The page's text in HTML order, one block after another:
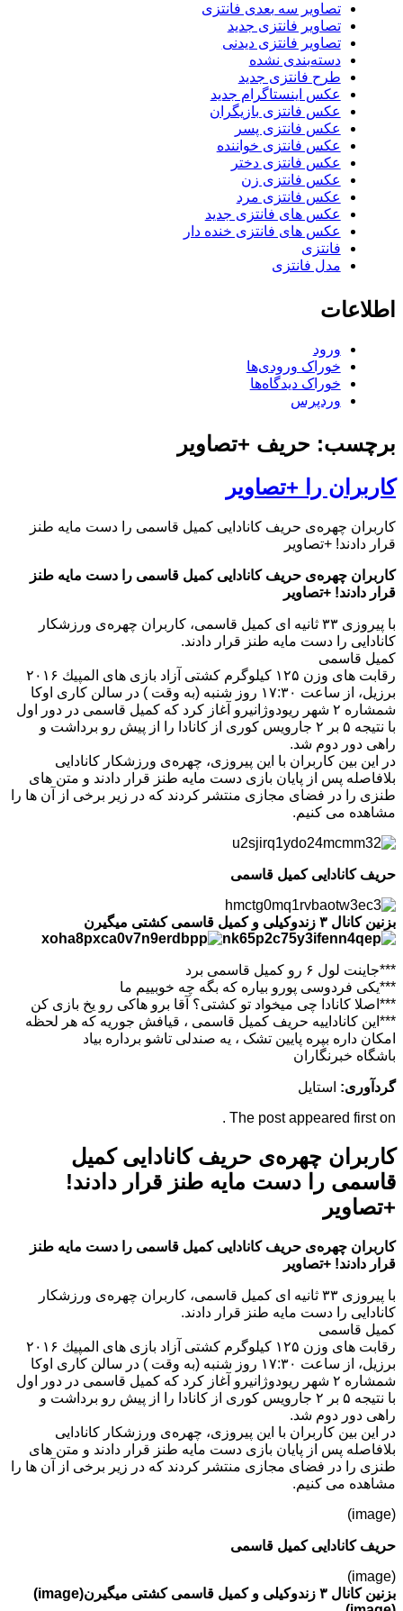
تصاویر سه بعدی فانتزی
تصاویر فانتزی جدید
تصاویر فانتزی دیدنی
دسته‌بندی نشده
طرح فانتزی جدید
عکس اینستاگرام جدید
عکس فانتزی بازیگران
عکس فانتزی پسر
عکس فانتزی خواننده
عکس فانتزی دختر
عکس فانتزی زن
عکس فانتزی مرد
عکس های فانتزی جدید
عکس های فانتزی خنده دار
فانتزی
مدل فانتزی
اطلاعات
ورود
خوراک ورودی‌ها
خوراک دیدگاه‌ها
وردپرس
برچسب: حریف +تصاویر
کاربران را +تصاویر
کاربران چهره‌ی حریف کانادایی کمیل قاسمی را دست مایه طنز
قرار دادند! +تصاویر
کاربران چهره‌ی حریف کانادایی کمیل قاسمی را دست مایه طنز
قرار دادند! +تصاویر
با پیروزی ۳۳ ثانیه ای کمیل قاسمی، کاربران چهره‌ی ورزشکار
کانادایی را دست مایه طنز قرار دادند.
کمیل قاسمی
رقابت های وزن ۱۲۵ كیلوگرم كشتی آزاد بازی های المپیك ۲۰۱۶
برزیل، از ساعت ۱۷:۳۰ روز شنبه (به وقت ) در سالن كاری اوكا
شمشاره ۲ شهر ریودوژانیرو آغاز کرد که كمیل قاسمی در دور اول
با نتیجه ۵ بر ۲ جارویس كوری از كانادا را از پیش رو برداشت و
راهی دور دوم شد.
در این بین کاربران با این پیروزی، چهره‌ی ورزشکار کانادایی
بلافاصله پس از پایان بازی دست مایه طنز قرار دادند و متن های
طنزی را در فضای مجازی منتشر کردند که در زیر برخی از آن ها را
مشاهده می کنیم.
حریف کانادایی کمیل قاسمی
بزنین کانال ۳ زندوکیلی و کمیل قاسمی کشتی میگیرن
***جاینت لول ۶ رو کمیل قاسمی برد
***یکی فردوسی پورو بیاره که بگه چه خوبییم ما
***اصلا کانادا چی میخواد تو کشتی؟ آقا برو هاکی رو یخ بازی کن
***این کاناداییه حریف کمیل قاسمی ، قیافش جوریه که هر لحظه
امکان داره بپره پایین تشک ، یه صندلی تاشو برداره بیاد
باشگاه خبرنگاران
گردآوری: استایل
The post appeared first on .
کاربران چهره‌ی حریف کانادایی کمیل
قاسمی را دست مایه طنز قرار دادند!
+تصاویر
کاربران چهره‌ی حریف کانادایی کمیل قاسمی را دست مایه طنز
قرار دادند! +تصاویر
با پیروزی ۳۳ ثانیه ای کمیل قاسمی، کاربران چهره‌ی ورزشکار
کانادایی را دست مایه طنز قرار دادند.
کمیل قاسمی
رقابت های وزن ۱۲۵ كیلوگرم كشتی آزاد بازی های المپیك ۲۰۱۶
برزیل، از ساعت ۱۷:۳۰ روز شنبه (به وقت ) در سالن كاری اوكا
شمشاره ۲ شهر ریودوژانیرو آغاز کرد که كمیل قاسمی در دور اول
با نتیجه ۵ بر ۲ جارویس كوری از كانادا را از پیش رو برداشت و
راهی دور دوم شد.
در این بین کاربران با این پیروزی، چهره‌ی ورزشکار کانادایی
بلافاصله پس از پایان بازی دست مایه طنز قرار دادند و متن های
طنزی را در فضای مجازی منتشر کردند که در زیر برخی از آن ها را
مشاهده می کنیم.
(image)
حریف کانادایی کمیل قاسمی
(image)
بزنین کانال ۳ زندوکیلی و کمیل قاسمی کشتی میگیرن(image)